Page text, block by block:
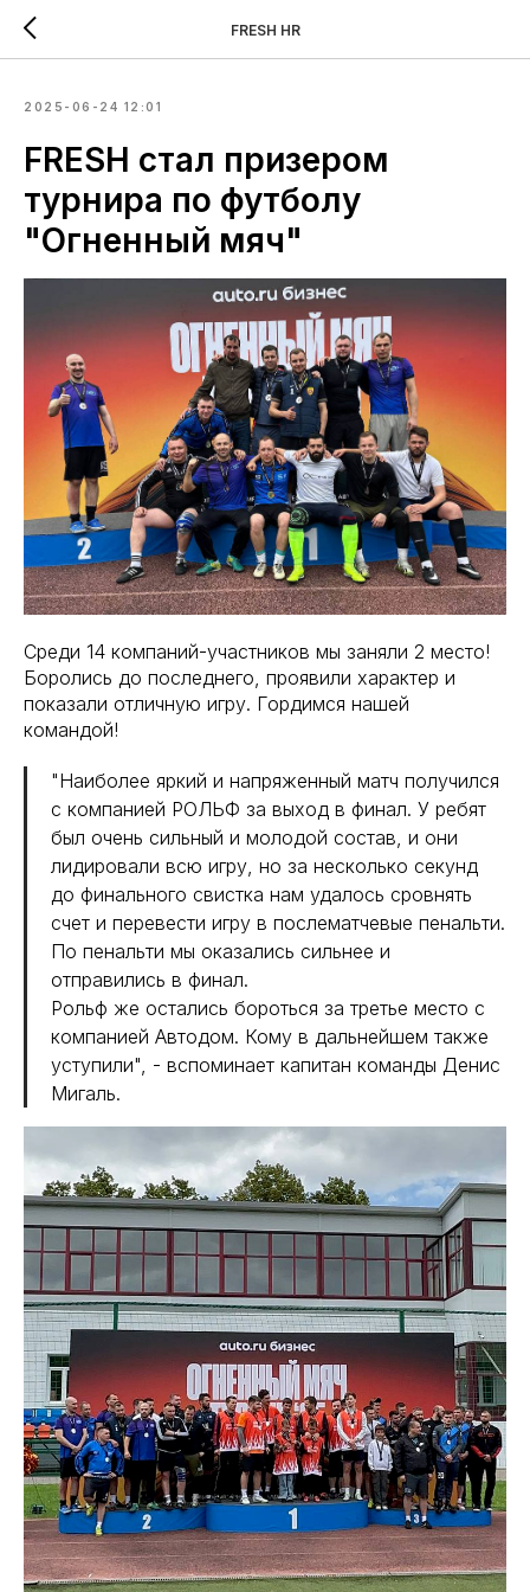
FRESH HR
2025-06-24 12:01
FRESH стал призером
турнира по футболу
"Огненный мяч"
Среди 14 компаний-участников мы заняли 2 место!
Боролись до последнего, проявили характер и
показали отличную игру. Гордимся нашей
командой!
"Наиболее яркий и напряженный матч получился
с компанией РОЛЬФ за выход в финал. У ребят
был очень сильный и молодой состав, и они
лидировали всю игру, но за несколько секунд
до финального свистка нам удалось сровнять
счет и перевести игру в послематчевые пенальти.
По пенальти мы оказались сильнее и
отправились в финал.
Рольф же остались бороться за третье место с
компанией Автодом. Кому в дальнейшем также
уступили", - вспоминает капитан команды Денис
Мигаль.